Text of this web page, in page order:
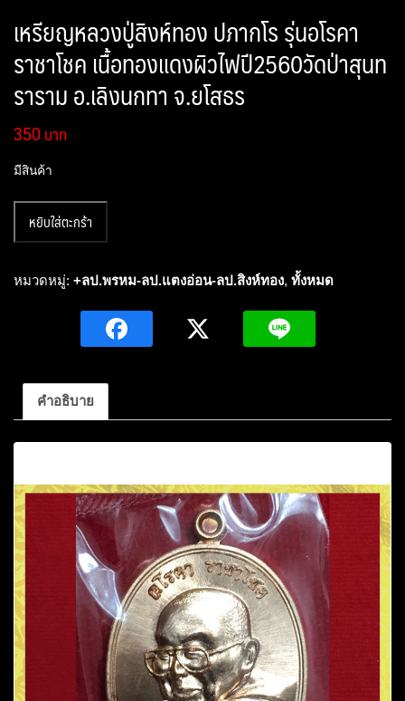
เหรียญหลวงปู่สิงห์ทอง ปภากโร รุ่นอโรคา
ราชาโชค เนื้อทองแดงผิวไฟปี2560วัดป่าสุนท
ราราม อ.เลิงนกทา จ.ยโสธร
350
มีสินค้า
เหรียญ
ปู่
กโร
โรคา
โชค
เนื้อ
ทองแดง
ผิว
ไฟปี2560วัด
ป่า
สุ
นท
รา
ราม
หยิบใส่ตะกร้า
หมวดหมู่: +ลป.พรหม-ลป.แตงอ่อน-ลป.สิงห์ทอง, ทั้งหมด
คำอธิบาย